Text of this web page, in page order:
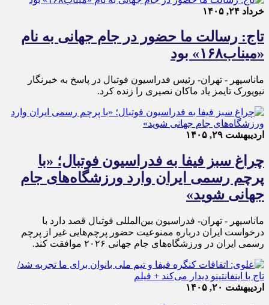
خرداد ۲۴, ۱۴۰۵
تاج: رسالت ما حضور در جام جهانی به نام
«میناب١۶٨» بود
ماناسپهر - تهران- رئیس فدراسیون فوتبال در پاسخ به خبرنگار
نیویورک تایمز یاد ماکان نصیری را زنده کرد.
اردیبهشت ۲۹, ۱۴۰۵
چراغ سبز فیفا به فدراسیون فوتبال؛ «با
پرچم رسمی ایران وارد ورزشگاه‌های جام
جهانی شوید»
ماناسپهر - تهران- فدراسیون بین‌المللی فوتبال قصد دارد با
درخواست ایران درباره ممنوعیت حضور پرچم‌هایی غیر از پرچم
رسمی ایران در ورزشگاه‎‌های جام جهانی ۲۰۲۶ موافقت کند.
اردیبهشت ۲۰, ۱۴۰۵